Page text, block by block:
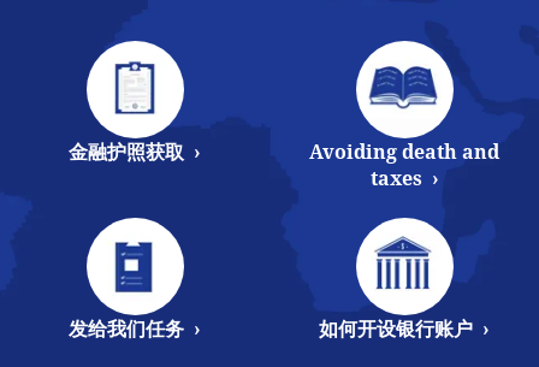
金融护照获取 ›
Avoiding death and
taxes ›
发给我们任务 › 如何开设银行账户 ›